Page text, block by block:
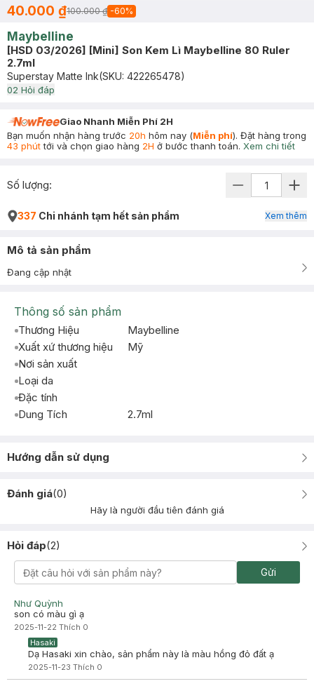
40.000 ₫100.000 ₫ -60%
Maybelline
[HSD 03/2026] [Mini] Son Kem Lì Maybelline 80 Ruler
2.7ml
Superstay Matte Ink(SKU: 422265478)
02 Hỏi đáp
Giao Nhanh Miễn Phí 2H
Bạn muốn nhận hàng trước 20h hôm nay (Miễn phí). Đặt hàng trong
43 phúttới và chọn giao hàng 2H ở bước thanh toán. Xem chi tiết
Số lượng:
337 Chi nhánh tạm hết sản phẩm Xem thêm
Mô tả sản phẩm
Đang cập nhật
Thông số sản phẩm
Thương Hiệu
Maybelline
Xuất xứ thương hiệu
Mỹ
Nơi sản xuất
Loại da
Đặc tính
Dung Tích
2.7ml
Hướng dẫn sử dụng
Đánh giá(0)
Hãy là người đầu tiên đánh giá
Hỏi đáp(2)
Gửi
Như Quỳnh
son có màu gì ạ
2025-11-22 Thích 0
Hasaki
Dạ Hasaki xin chào, sản phẩm này là màu hồng đỏ đất ạ
2025-11-23 Thích 0